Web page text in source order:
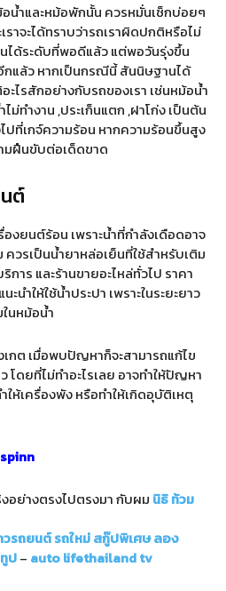
อน้ำและหม้อพักนั้น ควรหมั่นเช็กบ่อยๆ
ราจะได้ทราบว่ารถเราผิดปกติหรือไม่
ได้ระดับที่พอดีแล้ว แต่พอวันรุ่งขึ้น
กแล้ว หากเป็นกรณีนี้ สันนิษฐานได้
ไรสักอย่างกับรถของเรา เช่นหม้อน้ำ
ทำงาน ,ประเก็นแตก ,ฝาโก่ง เป็นต้น
ปที่เกจ์ความร้อน หากความร้อนขึ้นสูง
มฝืนขับต่อเด็ดขาด
ต์
งยนต์ร้อน เพราะน้ำที่กำลังเดือดอาจ
วรเป็นน้ำยาหล่อเย็นที่ใช้สำหรับเติม
าร และร้านขายอะไหล่ทั่วไป ราคา
นำให้ใช้น้ำประปา เพราะในระยะยาว
นหม้อน้ำ
กต เมื่อพบปัญหาก็จะสามารถแก้ไข
โดยที่ไม่ทำอะไรเลย อาจทำให้ปัญหา
ห้เครื่องพัง หรือทำให้เกิดอุบัติเหตุ
งอย่างตรงไปตรงมา กับผม นิธิ ท้วม
วรถยนต์รถใหม่สกู๊ปพิเศษลอง
ป– auto lifethailand tv